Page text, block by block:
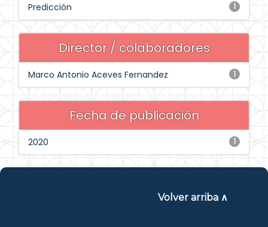
1
Predicción
Director / colaboradores
1
Marco Antonio Aceves Fernandez
Fecha de publicación
1
2020
Volver arriba ∧